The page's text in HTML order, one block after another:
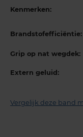
Kenmerken:
Brandstofefficiëntie:
Grip op nat wegdek:
Extern geluid:
Vergelijk deze band